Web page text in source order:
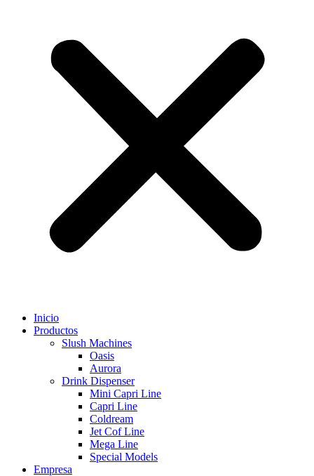
Inicio
Productos
Slush Machines
Oasis
Aurora
Drink Dispenser
Mini Capri Line
Capri Line
Coldream
Jet Cof Line
Mega Line
Special Models
Empresa